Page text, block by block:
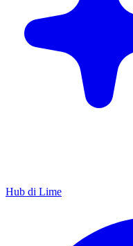
Hub di Lime